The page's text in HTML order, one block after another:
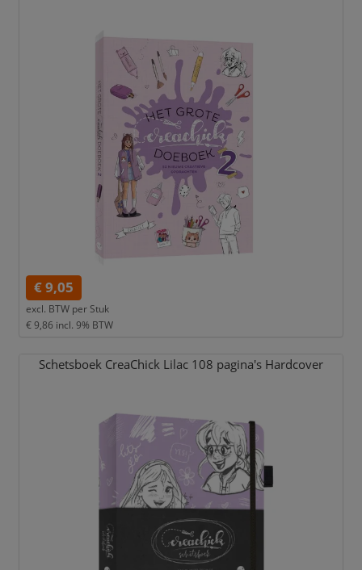
€ 9,05
excl. BTW per Stuk
€ 9,86 incl. 9% BTW
Schetsboek CreaChick Lilac 108 pagina's Hardcover